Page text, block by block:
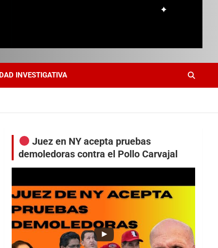
INVESTIGATIVA
Juez en NY acepta pruebas
demoledoras contra el Pollo Carvajal